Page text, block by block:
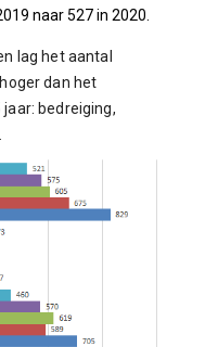
naar 527 in 2020.
lag het aantal
dan het
bedreiging,